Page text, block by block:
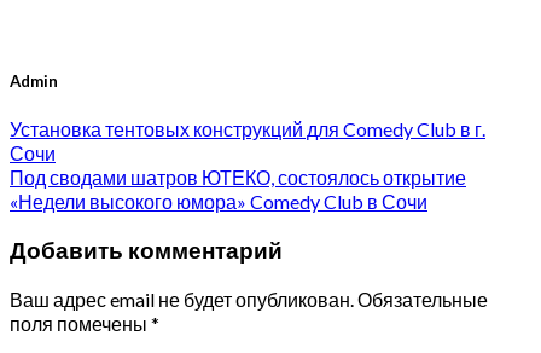
Admin
Установка тентовых конструкций для Comedy Club в г.
Сочи
Под сводами шатров ЮТЕКО, состоялось открытие
«Недели высокого юмора» Comedy Club в Сочи
Добавить комментарий
Ваш адрес email не будет опубликован. Обязательные
поля помечены *